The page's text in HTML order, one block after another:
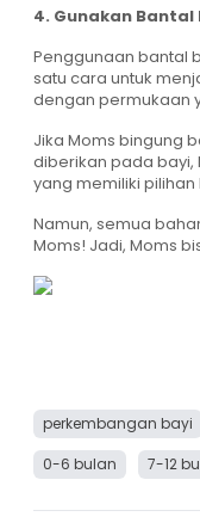
4. Gunakan Bantal
Penggunaan bantal
satu cara untuk
dengan permukaan
Jika Moms bingung
diberikan pada bayi,
yang memiliki
Namun, semua
Moms! Jadi, Moms
perkembangan bayi
0-6 bulan
7-12